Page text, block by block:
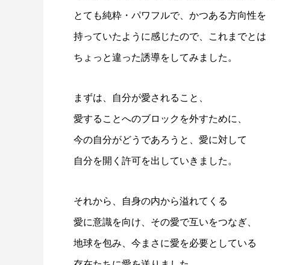
とても純粋・パワフルで、かつある方向性を
持っていたように感じたので、これまでとは
ちょっと違った誘導をしてみました。
まずは、自分が愛されること、
愛することへのブロックを外すために、
今の自分がどうであろうと、愛に対して
自分を開く許可を出していきました。
それから、自身の内から溢れてくる
愛に意識を向け、その愛で互いをつなぎ、
地球を包み、今まさに愛を必要としている